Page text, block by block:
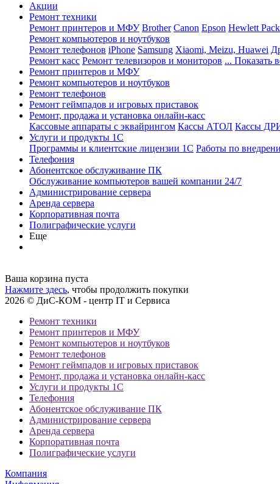
Акции
Ремонт техники
Ремонт принтеров и МФУ Brother Canon Epson Hewlett
Ремонт компьютеров и ноутбуков
Ремонт телефонов iPhone Samsung Xiaomi, Meizu, Huawei
Ремонт касс Ремонт телевизоров и мониторов ... Показать
Ремонт принтеров и МФУ
Ремонт компьютеров и ноутбуков
Ремонт телефонов
Ремонт геймпадов и игровых приставок
Ремонт, продажа и установка онлайн-касс
Кассовые аппараты с эквайрингом Кассы АТОЛ Кассы
Услуги и продукты 1С
Программы и клиентские лицензии 1С Работы по
Телефония
Абонентское обслуживание ПК
Обслуживание компьютеров вашей компании 24/7
Администрирование сервера
Аренда сервера
Корпоративная почта
Полиграфические услуги
Еще
Ваша корзина пуста
Нажмите здесь, чтобы продолжить покупки
2026 © ДиС-КОМ - центр IT и Сервиса
Ремонт техники
Ремонт принтеров и МФУ
Ремонт компьютеров и ноутбуков
Ремонт телефонов
Ремонт геймпадов и игровых приставок
Ремонт, продажа и установка онлайн-касс
Услуги и продукты 1С
Телефония
Абонентское обслуживание ПК
Администрирование сервера
Аренда сервера
Корпоративная почта
Полиграфические услуги
Компания